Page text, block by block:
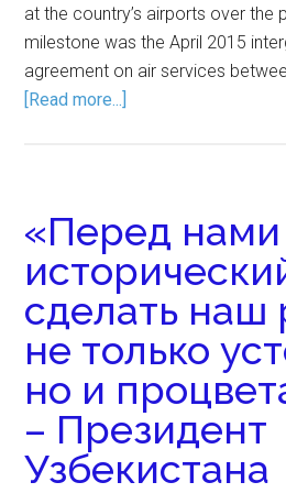
at the country’s airports over the
milestone was the April 2015
agreement on air services
[Read more...]
«Перед нами
сделать наш
не только
но и
– Президент
Узбекистана